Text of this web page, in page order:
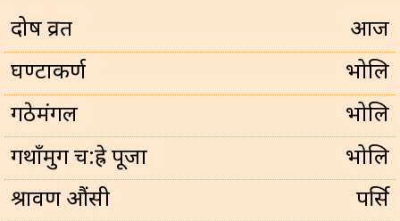
प्रदोष व्रत
आज
घण्टाकर्ण
भोलि
गठेमंगल
भोलि
गथाँमुग च:ह्रे पूजा
भोलि
श्रावण औंसी
पर्सि